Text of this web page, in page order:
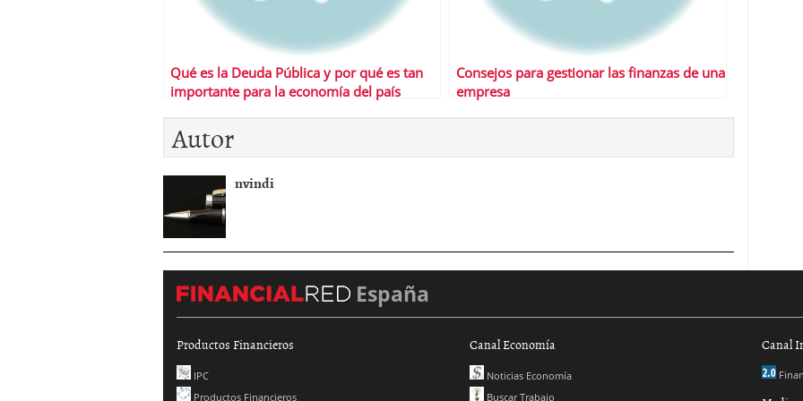
Qué es la Deuda Pública y por qué es tan
importante para la economía del país
Consejos para gestionar las finanzas de una
empresa
Autor
nvindi
España
Productos Financieros
IPC
Productos Financieros
Canal Economía
Noticias Economía
Buscar Trabajo
Canal